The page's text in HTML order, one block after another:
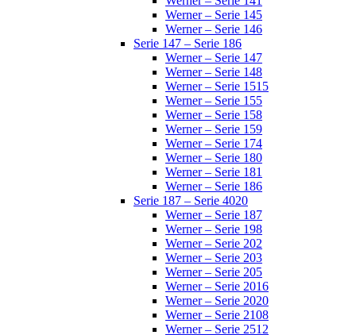
Werner – Serie 145
Werner – Serie 146
Serie 147 – Serie 186
Werner – Serie 147
Werner – Serie 148
Werner – Serie 1515
Werner – Serie 155
Werner – Serie 158
Werner – Serie 159
Werner – Serie 174
Werner – Serie 180
Werner – Serie 181
Werner – Serie 186
Serie 187 – Serie 4020
Werner – Serie 187
Werner – Serie 198
Werner – Serie 202
Werner – Serie 203
Werner – Serie 205
Werner – Serie 2016
Werner – Serie 2020
Werner – Serie 2108
Werner – Serie 2512